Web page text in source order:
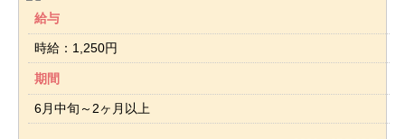
給与
時給：1,250円
期間
6月中旬～2ヶ月以上